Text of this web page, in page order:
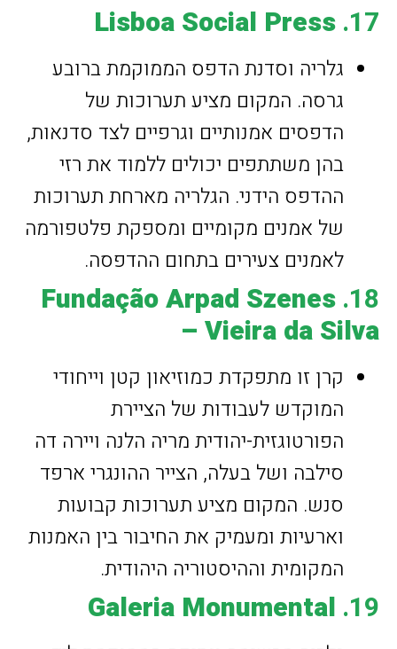
17.
Lisboa Social Press
גלריה וסדנת הדפס הממוקמת ברובע
גרסה. המקום מציע תערוכות של
הדפסים אמנותיים וגרפיים לצד סדנאות,
בהן משתתפים יכולים ללמוד את רזי
ההדפס הידני. הגלריה מארחת תערוכות
של אמנים מקומיים ומספקת פלטפורמה
לאמנים צעירים בתחום ההדפסה.
18.
Fundação Arpad Szenes
– Vieira da Silva
קרן זו מתפקדת כמוזיאון קטן וייחודי
המוקדש לעבודות של הציירת
הפורטוגזית-יהודית מריה הלנה ויירה דה
סילבה ושל בעלה, הצייר ההונגרי ארפד
סנש. המקום מציע תערוכות קבועות
וארעיות ומעמיק את החיבור בין האמנות
המקומית וההיסטוריה היהודית.
19.
Galeria Monumental